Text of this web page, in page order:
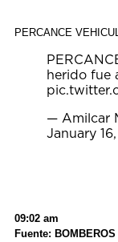
PERCANCE
herido fue
— Amilcar
January
09:02 am
Fuente: BOMBEROS